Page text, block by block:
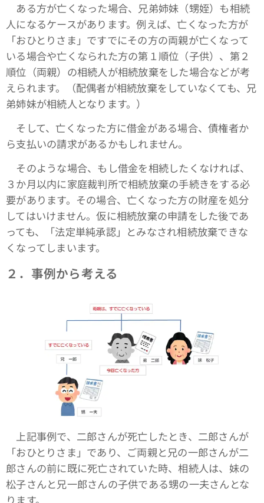
ある方が亡くなった場合、兄弟姉妹（甥姪）も相続
人になるケースがあります。例えば、亡くなった方が
「おひとりさま」ですでにその方の両親が亡くなって
いる場合や亡くなられた方の第１順位（子供）、第２
順位（両親）の相続人が相続放棄をした場合などが考
えられます。（配偶者が相続放棄をしていなくても、兄
弟姉妹が相続人となります。）
そして、亡くなった方に借金がある場合、債権者か
ら支払いの請求があるかもしれません。
そのような場合、もし借金を相続したくなければ、
３か月以内に家庭裁判所で相続放棄の手続きをする必
要があります。その場合、亡くなった方の財産を処分
してはいけません。仮に相続放棄の申請をした後であ
っても、「法定単純承認」とみなされ相続放棄できな
くなってしまいます。
２．事例から考える
上記事例で、二郎さんが死亡したとき、二郎さんが
「おひとりさま」であり、ご両親と兄の一郎さんが二
郎さんの前に既に死亡されていた時、相続人は、妹の
松子さんと兄一郎さんの子供である甥の一夫さんとな
ります。